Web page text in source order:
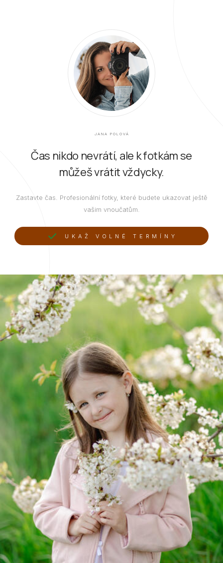
JANA POLOVÁ
Čas nikdo nevrátí, ale k fotkám se
můžeš vrátit vždycky.
Zastavte čas. Profesionální fotky, které budete ukazovat ještě
vašim vnoučatům.
UKAŽ VOLNÉ TERMÍNY